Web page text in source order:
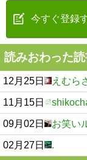
今すぐ登録
読みおわった
12月25日 えむら
11月15日
09月02日 お笑い
02月27日 .